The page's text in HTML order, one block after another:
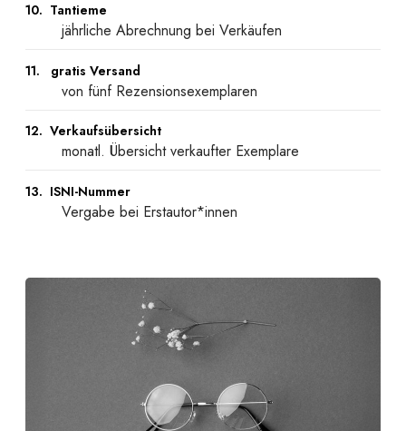
10. Tantieme
jährliche Abrechnung bei Verkäufen
11. gratis Versand
von fünf Rezensionsexemplaren
12. Verkaufsübersicht
monatl. Übersicht verkaufter Exemplare
13. ISNI-Nummer
Vergabe bei Erstautor*innen